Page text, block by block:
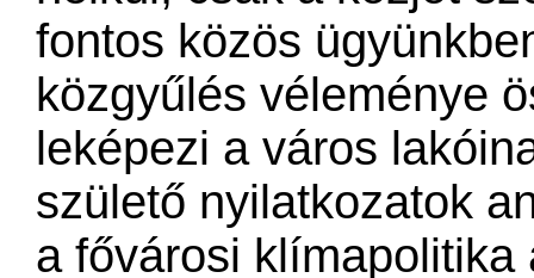
fontos közös
közgyűlés véleménye
leképezi a város
születő nyilatkozatok
a fővárosi klímapolitika